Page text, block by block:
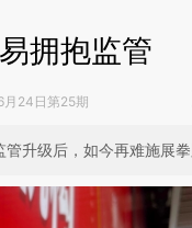
拥抱监管
24日第25期
升级后，如今再难施展